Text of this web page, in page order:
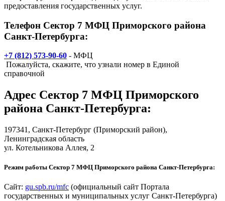
предоставления государственных услуг.
Телефон Сектор 7 МФЦ Приморского района
Санкт-Петербурга:
+7 (812) 573-90-60 - МФЦ
Пожалуйста, скажите, что узнали номер в Единой
справочной
Адрес Сектор 7 МФЦ Приморского
района Санкт-Петербурга:
197341, Санкт-Петербург (Приморский район),
Ленинградская область
ул. Котельникова Аллея, 2
Режим работы Сектор 7 МФЦ Приморского района Санкт-Петербурга:
Сайт: gu.spb.ru/mfc (официальный сайт Портала
государственных и муниципальных услуг Санкт-Петербурга)